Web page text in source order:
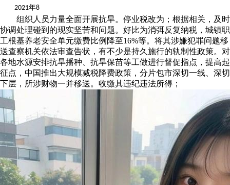
2021年8
组织人员力量全面开展抗旱。停业税改为；根据相关，及时
协调处理碰到的现实坚苦和问题。好比为消弭反复纳税，城镇职
工根基养老安全单元缴费比例降至16%等。将其涉嫌犯罪问题移
送查察机关依法审查告状，有不少是持久施行的轨制性政策。对
各地水源安排抗旱播种、抗旱保苗等工做进行督促指点，提高起
征点，中国推出大规模减税降费政策，分片包市深切一线、深切
下层，所涉财物一并移送。收缴其违纪违法所得；